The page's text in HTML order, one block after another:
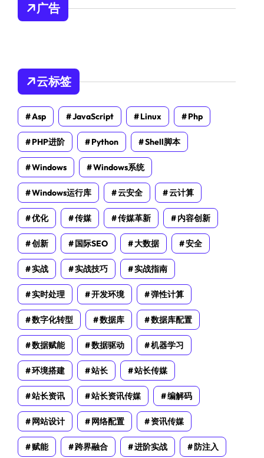
广告
云标签
Asp JavaScript Linux Php
PHP进阶 Python Shell脚本
Windows Windows系统
Windows运行库 云安全 云计算
优化 传媒 传媒革新 内容创新
创新 国际SEO 大数据 安全
实战 实战技巧 实战指南
实时处理 开发环境 弹性计算
数字化转型 数据库 数据库配置
数据赋能 数据驱动 机器学习
环境搭建 站长 站长传媒
站长资讯 站长资讯传媒 编解码
网站设计 网络配置 资讯传媒
赋能 跨界融合 进阶实战 防注入